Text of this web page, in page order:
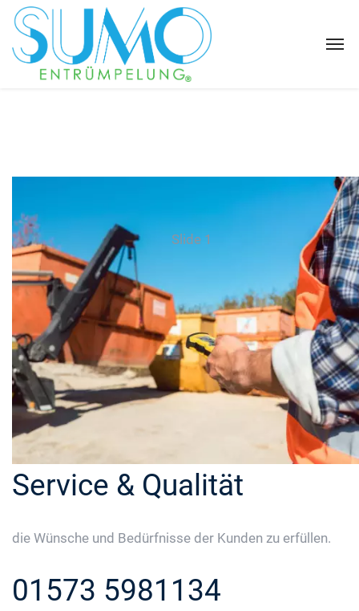
Slide 1
Service & Qualität
die Wünsche und Bedürfnisse der Kunden zu erfüllen.
01573 5981134